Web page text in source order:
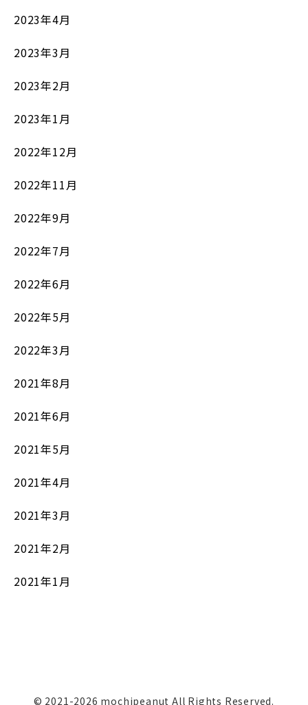
2023年4月
2023年3月
2023年2月
2023年1月
2022年12月
2022年11月
2022年9月
2022年7月
2022年6月
2022年5月
2022年3月
2021年8月
2021年6月
2021年5月
2021年4月
2021年3月
2021年2月
2021年1月
© 2021-2026 mochipeanut All Rights Reserved.